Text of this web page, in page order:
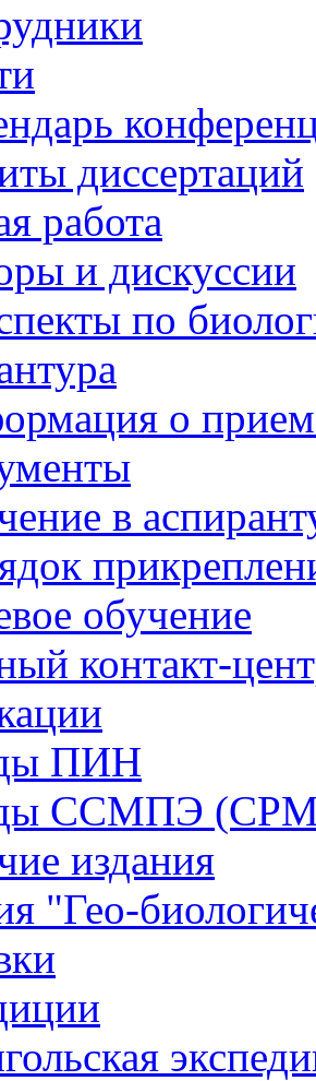
диссертаций
работа
и дискуссии
по
о
в
обучение
контакт-
ПИН
ССМПЭ
издания
"Гео-